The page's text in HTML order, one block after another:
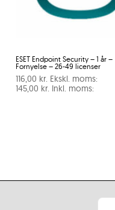
ESET Endpoint Security – 1 år –
Fornyelse – 26-49 licenser
116,00 kr. Ekskl. moms:
145,00 kr. Inkl. moms: